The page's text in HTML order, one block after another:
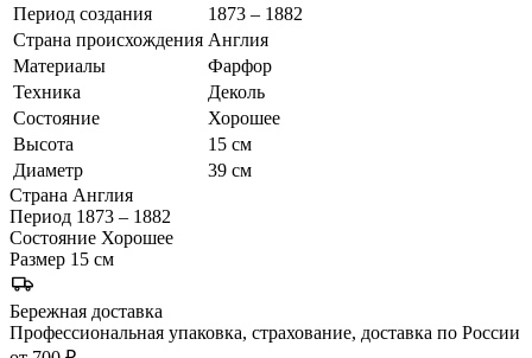
Период создания
1873 – 1882
Страна происхождения Англия
Материалы
Фарфор
Техника
Деколь
Состояние
Хорошее
Высота
15 см
Диаметр
39 см
Страна Англия
Период 1873 – 1882
Состояние Хорошее
Размер 15 см
Бережная доставка
Профессиональная упаковка, страхование, доставка по России